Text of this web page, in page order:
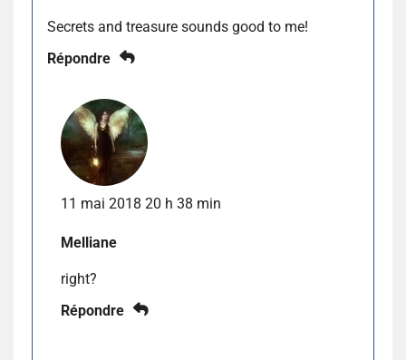
Secrets and treasure sounds good to me!
Répondre
11 mai 2018 20 h 38 min
Melliane
right?
Répondre